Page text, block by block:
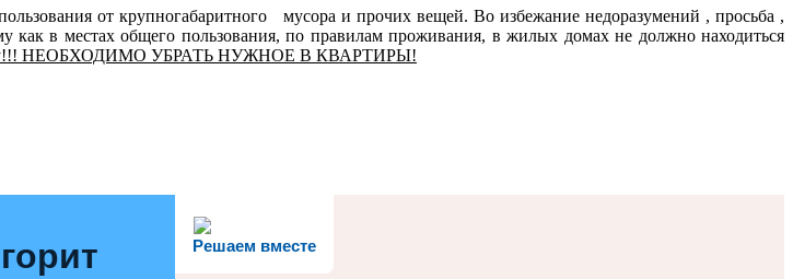
от крупногабаритного мусора и прочих вещей. Во избежание недоразумений , просьба ,
в местах общего пользования, по правилам проживания, в жилых домах не должно находиться
НЕОБХОДИМО УБРАТЬ НУЖНОЕ В КВАРТИРЫ!
Решаем вместе